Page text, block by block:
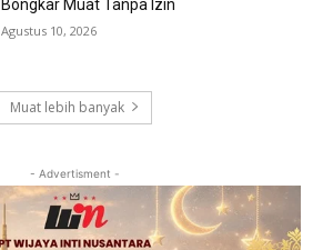
Bongkar Muat Tanpa Izin
Agustus 10, 2026
Muat lebih banyak
- Advertisment -